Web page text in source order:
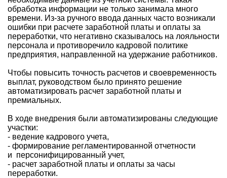
обработка информации не только занимала много
времени. Из-за ручного ввода данных часто возникали
ошибки при расчете заработной платы и оплаты за
переработки, что негативно сказывалось на лояльности
персонала и противоречило кадровой политике
предприятия, направленной на удержание работников.
Чтобы повысить точность расчетов и своевременность
выплат, руководством было принято решение
автоматизировать расчет заработной платы и
премиальных.
В ходе внедрения были автоматизированы следующие
участки:
- ведение кадрового учета,
- формирование регламентированной отчетности
и персонифицированный учет,
- расчет заработной платы и оплаты за часы
переработки.